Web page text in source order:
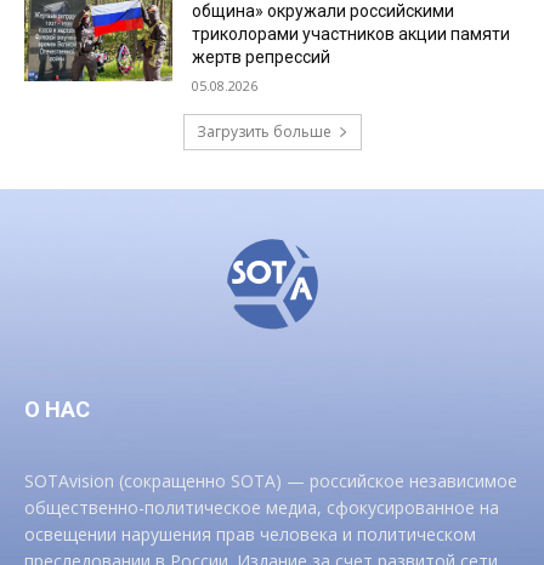
община» окружали российскими
триколорами участников акции памяти
жертв репрессий
05.08.2026
Загрузить больше
О НАС
SOTAvision (сокращенно SOTA) — российское независимое
общественно-политическое медиа, сфокусированное на
освещении нарушения прав человека и политическом